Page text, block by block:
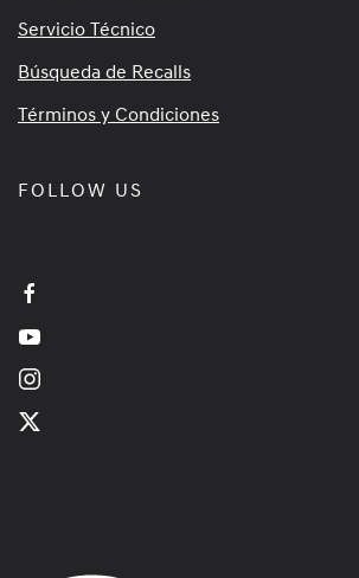
Servicio Técnico
Búsqueda de Recalls
Términos y Condiciones
FOLLOW US